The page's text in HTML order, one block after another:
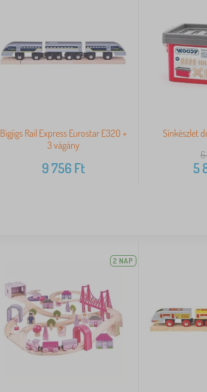
Bigjigs Rail Express Eurostar E320 +
3 vágány
9 756 Ft
Sínkészlet
6
5
2 NAP